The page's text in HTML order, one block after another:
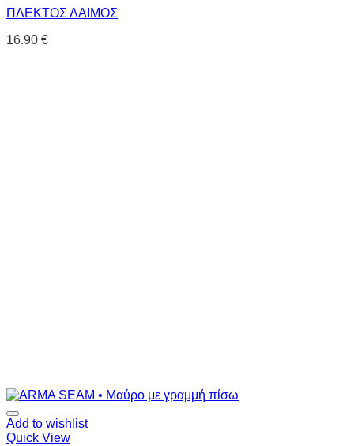
ΠΛΕΚΤΟΣ ΛΑΙΜΟΣ
16.90 €
Add to wishlist
Quick View